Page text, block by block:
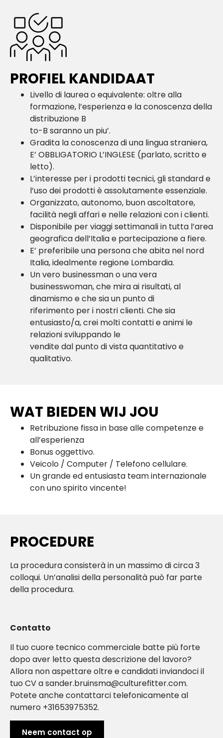
PROFIEL KANDIDAAT
Livello di laurea o equivalente: oltre alla
formazione, l’esperienza e la conoscenza della
distribuzione B
to-B saranno un piu’.
Gradita la conoscenza di una lingua straniera,
E’ OBBLIGATORIO L’INGLESE (parlato, scritto e
letto).
L’interesse per i prodotti tecnici, gli standard e
l’uso dei prodotti è assolutamente essenziale.
Organizzato, autonomo, buon ascoltatore,
facilità negli affari e nelle relazioni con i clienti.
Disponibile per viaggi settimanali in tutta l’area
geografica dell’Italia e partecipazione a fiere.
E’ preferibile una persona che abita nel nord
Italia, idealmente regione Lombardia.
Un vero businessman o una vera
businesswoman, che mira ai risultati, al
dinamismo e che sia un punto di
riferimento per i nostri clienti. Che sia
entusiasto/a, crei molti contatti e animi le
relazioni sviluppando le
vendite dal punto di vista quantitativo e
qualitativo.
WAT BIEDEN WIJ JOU
Retribuzione fissa in base alle competenze e
all’esperienza
Bonus oggettivo.
Veicolo / Computer / Telefono cellulare.
Un grande ed entusiasta team internazionale
con uno spirito vincente!
PROCEDURE
La procedura consisterà in un massimo di circa 3
colloqui. Un’analisi della personalità può far parte
della procedura.
Contatto
Il tuo cuore tecnico commerciale batte più forte
dopo aver letto questa descrizione del lavoro?
Allora non aspettare oltre e candidati inviandoci il
tuo CV a sander.bruinsma@culturefitter.com.
Potete anche contattarci telefonicamente al
numero +31653975352.
Neem contact op